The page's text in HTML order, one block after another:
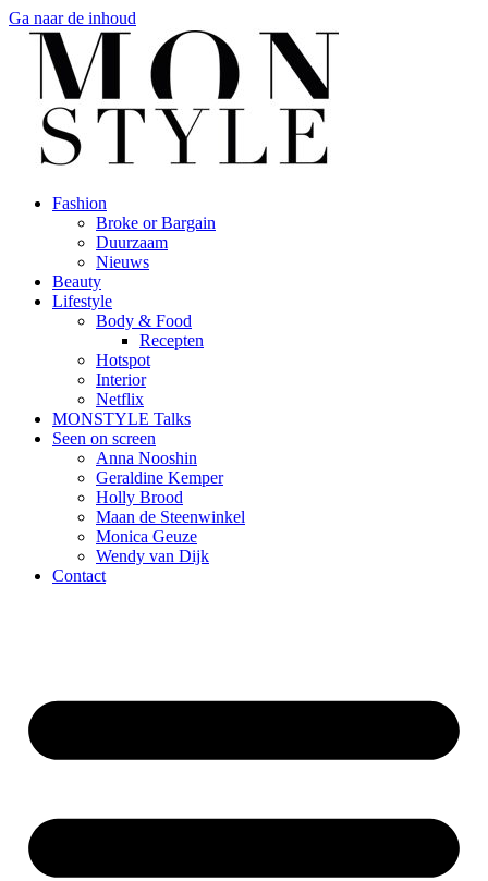
Ga naar de inhoud
Fashion
Broke or Bargain
Duurzaam
Nieuws
Beauty
Lifestyle
Body & Food
Recepten
Hotspot
Interior
Netflix
MONSTYLE Talks
Seen on screen
Anna Nooshin
Geraldine Kemper
Holly Brood
Maan de Steenwinkel
Monica Geuze
Wendy van Dijk
Contact